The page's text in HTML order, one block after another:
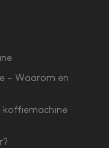
– Waarom en
koffiemachine